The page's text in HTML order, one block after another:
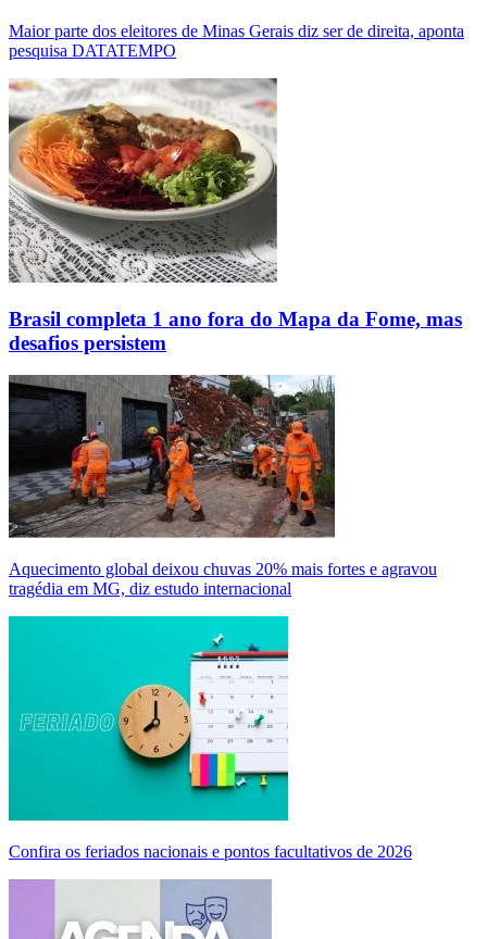
Maior parte dos eleitores de Minas Gerais diz ser de direita, aponta
pesquisa DATATEMPO
Brasil completa 1 ano fora do Mapa da Fome, mas
desafios persistem
Aquecimento global deixou chuvas 20% mais fortes e agravou
tragédia em MG, diz estudo internacional
Confira os feriados nacionais e pontos facultativos de 2026